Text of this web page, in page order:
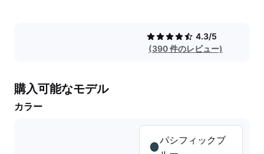
4.3/5
(390 件のレビュー)
購入可能なモデル
カラー
パシフィックブ